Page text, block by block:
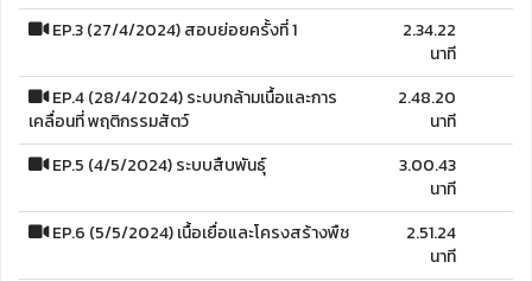
EP.3 (27/4/2024) สอบย่อยครั้งที่ 1
2.34.22
นาที
EP.4 (28/4/2024) ระบบกล้ามเนื้อและการ
เคลื่อนที่ พฤติกรรมสัตว์
2.48.20
นาที
EP.5 (4/5/2024) ระบบสืบพันธุ์
3.00.43
นาที
EP.6 (5/5/2024) เนื้อเยื่อและโครงสร้างพืช
2.51.24
นาที